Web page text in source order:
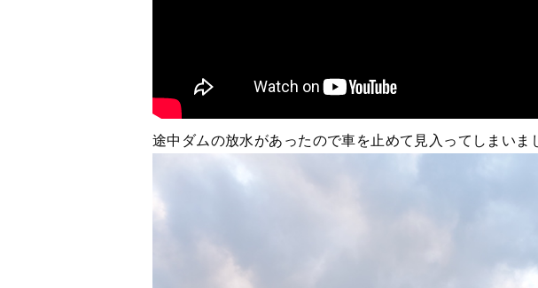
途中ダムの放水があったので車を止めて見入ってしまいま